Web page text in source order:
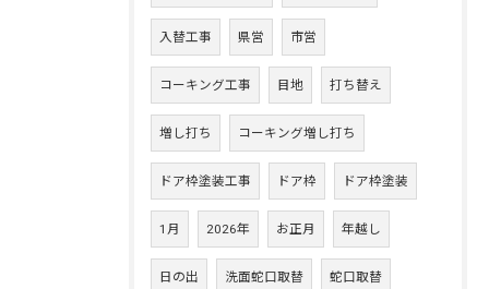
入替工事 県営 市営
コーキング工事 目地 打ち替え
増し打ち コーキング増し打ち
ドア枠塗装工事 ドア枠 ドア枠塗装
1月 2026年 お正月 年越し
日の出 洗面蛇口取替 蛇口取替